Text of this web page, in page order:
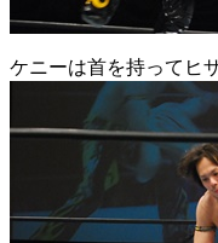
ケニーは首を持ってヒ